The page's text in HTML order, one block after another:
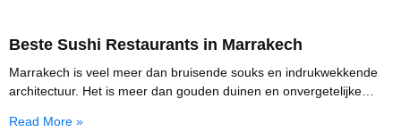
Beste Sushi Restaurants in Marrakech
Marrakech is veel meer dan bruisende souks en indrukwekkende
architectuur. Het is meer dan gouden duinen en onvergetelijke
Read More »